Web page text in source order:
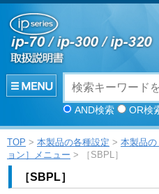
AND検索 OR検
TOP > 本製品の各種設定 > 本製品の
ョン］メニュー > ［SBPL］
［SBPL］